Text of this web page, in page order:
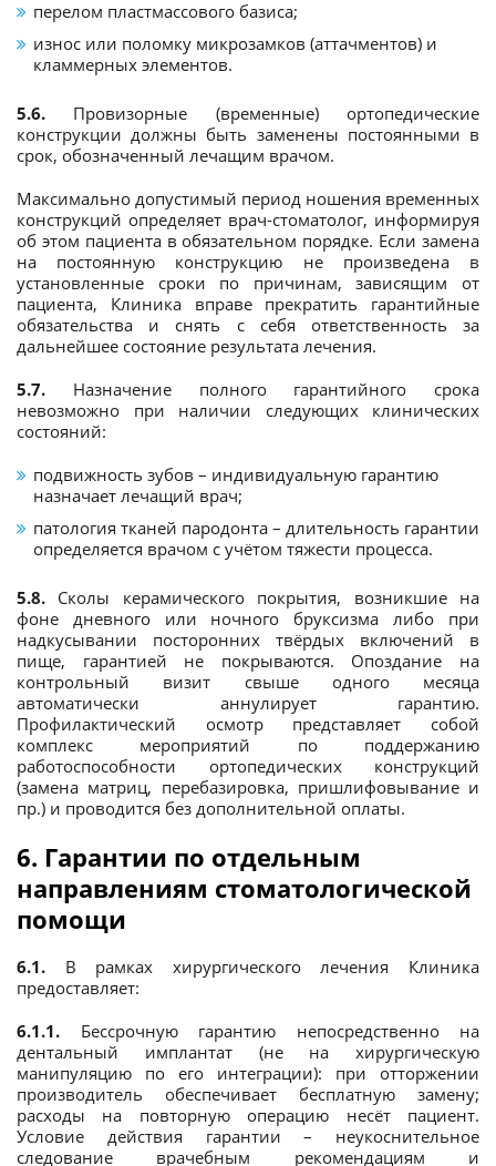
перелом пластмассового базиса;
износ или поломку микрозамков (аттачментов) и
кламмерных элементов.
5.6. Провизорные (временные) ортопедические
конструкции должны быть заменены постоянными в
срок, обозначенный лечащим врачом.
Максимально допустимый период ношения временных
конструкций определяет врач-стоматолог, информируя
об этом пациента в обязательном порядке. Если замена
на постоянную конструкцию не произведена в
установленные сроки по причинам, зависящим от
пациента, Клиника вправе прекратить гарантийные
обязательства и снять с себя ответственность за
дальнейшее состояние результата лечения.
5.7. Назначение полного гарантийного срока
невозможно при наличии следующих клинических
состояний:
подвижность зубов – индивидуальную гарантию
назначает лечащий врач;
патология тканей пародонта – длительность гарантии
определяется врачом с учётом тяжести процесса.
5.8. Сколы керамического покрытия, возникшие на
фоне дневного или ночного бруксизма либо при
надкусывании посторонних твёрдых включений в
пище, гарантией не покрываются. Опоздание на
контрольный визит свыше одного месяца
автоматически аннулирует гарантию.
Профилактический осмотр представляет собой
комплекс мероприятий по поддержанию
работоспособности ортопедических конструкций
(замена матриц, перебазировка, пришлифовывание и
пр.) и проводится без дополнительной оплаты.
6. Гарантии по отдельным
направлениям стоматологической
помощи
6.1. В рамках хирургического лечения Клиника
предоставляет:
6.1.1. Бессрочную гарантию непосредственно на
дентальный имплантат (не на хирургическую
манипуляцию по его интеграции): при отторжении
производитель обеспечивает бесплатную замену;
расходы на повторную операцию несёт пациент.
Условие действия гарантии – неукоснительное
следование врачебным рекомендациям и